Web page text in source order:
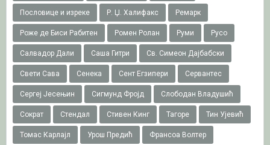
Пословице и изреке Р. Џ. Халифакс Ремарк
Роже де Биси Рабитен Ромен Ролан Руми Русо
Салвадор Дали Саша Гитри Св. Симеон Дајбабски
Свети Сава Сенека Сент Егзипери Сервантес
Сергеј Јесењин Сигмунд Фројд Слободан Владушић
Сократ Стендал Стивен Кинг Тагоре Тин Ујевић
Томас Карлајл Урош Предић Франсоа Волтер